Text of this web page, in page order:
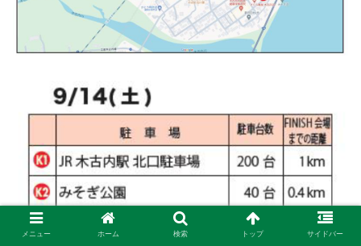
メニュー ホーム 検索 トップ サイドバー